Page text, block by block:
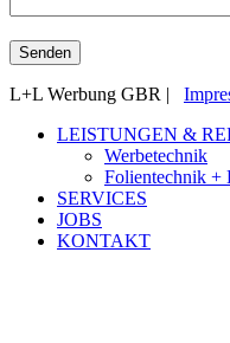
L+L Werbung GBR |
Close
LEISTUNGEN &
Werbetechnik
Folientechnik +
SERVICES
JOBS
KONTAKT